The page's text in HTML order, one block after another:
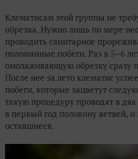
Клематисам этой группы не
обрезка. Нужно лишь по мере
проводить санитарное
поломанные побеги. Раз в 5–6
омолаживающую обрезку сразу
После нее за лето клематис
побеги, которые зацветут
такую процедуру проводят в
в первый год половину ветвей,
оставшиеся.